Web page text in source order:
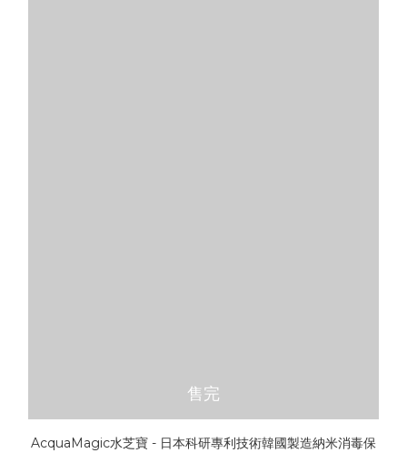
售完
AcquaMagic水芝寶 - 日本科研專利技術韓國製造納米消毒保